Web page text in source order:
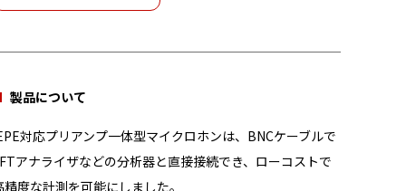
製品について
対応プリアンプ一体型マイクロホンは、BNCケーブルで
アナライザなどの分析器と直接接続でき、ローコストで
精度な計測を可能にしました。